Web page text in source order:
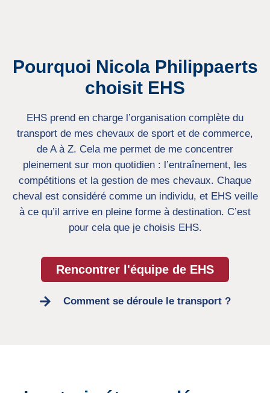
Pourquoi Nicola Philippaerts
choisit EHS
EHS prend en charge l’organisation complète du
transport de mes chevaux de sport et de commerce,
de A à Z. Cela me permet de me concentrer
pleinement sur mon quotidien : l’entraînement, les
compétitions et la gestion de mes chevaux. Chaque
cheval est considéré comme un individu, et EHS veille
à ce qu’il arrive en pleine forme à destination. C’est
pour cela que je choisis EHS.
Rencontrer l'équipe de EHS
Comment se déroule le transport ?